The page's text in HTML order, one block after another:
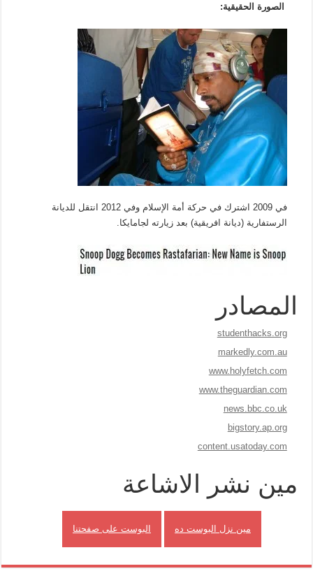
الصورة الحقيقية:
في 2009 اشترك في حركة أمة الإسلام وفي 2012 انتقل للديانة
الرستفارية (ديانة افريقية) بعد زيارته لجامايكا.
المصادر
studenthacks.org
markedly.com.au
www.holyfetch.com
www.theguardian.com
news.bbc.co.uk
bigstory.ap.org
content.usatoday.com
مين نشر الاشاعة
مين نزل البوست ده البوست على صفحتنا